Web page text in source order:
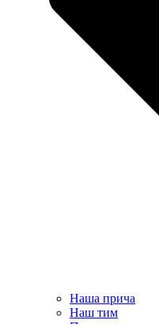
Наша прича
Наш тим